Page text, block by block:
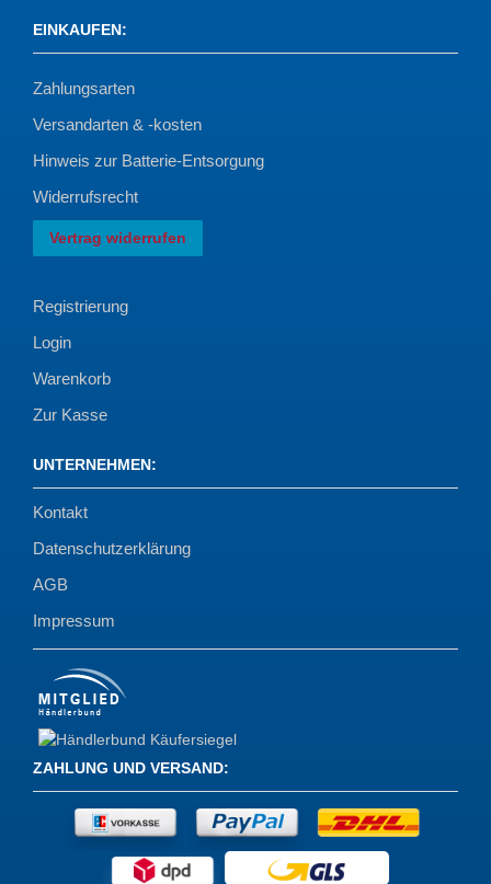
EINKAUFEN:
Zahlungsarten
Versandarten & -kosten
Hinweis zur Batterie-Entsorgung
Widerrufsrecht
Vertrag widerrufen
Registrierung
Login
Warenkorb
Zur Kasse
UNTERNEHMEN:
Kontakt
Datenschutzerklärung
AGB
Impressum
ZAHLUNG UND VERSAND: